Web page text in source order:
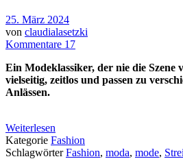
25. März 2024
von claudialasetzki
Kommentare 17
Ein Modeklassiker, der nie die Szene
vielseitig, zeitlos und passen zu
Anlässen.
Weiterlesen
Kategorie Fashion
SchlagwörterFashion, moda, mode,